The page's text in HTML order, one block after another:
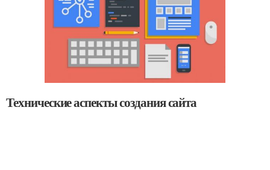
Технические аспекты создания сайта